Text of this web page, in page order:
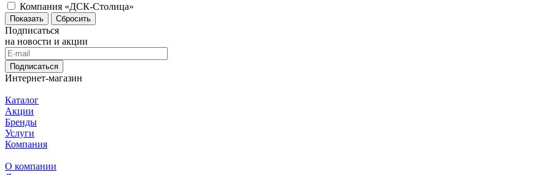
Компания «ДСК-Столица»
Сбросить
Подписаться
на новости и акции
Подписаться
Интернет-магазин
Каталог
Акции
Бренды
Услуги
Компания
О компании